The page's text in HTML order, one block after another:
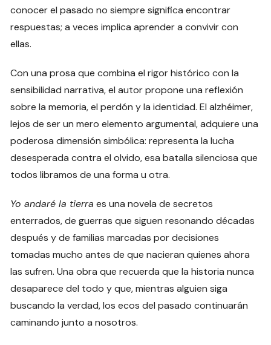
conocer el pasado no siempre significa encontrar
respuestas; a veces implica aprender a convivir con
ellas.
Con una prosa que combina el rigor histórico con la
sensibilidad narrativa, el autor propone una reflexión
sobre la memoria, el perdón y la identidad. El alzhéimer,
lejos de ser un mero elemento argumental, adquiere una
poderosa dimensión simbólica: representa la lucha
desesperada contra el olvido, esa batalla silenciosa que
todos libramos de una forma u otra.
Yo andaré la tierra es una novela de secretos
enterrados, de guerras que siguen resonando décadas
después y de familias marcadas por decisiones
tomadas mucho antes de que nacieran quienes ahora
las sufren. Una obra que recuerda que la historia nunca
desaparece del todo y que, mientras alguien siga
buscando la verdad, los ecos del pasado continuarán
caminando junto a nosotros.